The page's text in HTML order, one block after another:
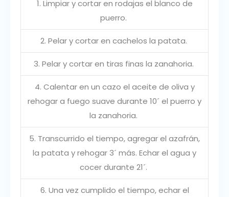
1. Limpiar y cortar en rodajas el blanco de
puerro.
2. Pelar y cortar en cachelos la patata.
3. Pelar y cortar en tiras finas la zanahoria.
4. Calentar en un cazo el aceite de oliva y
rehogar a fuego suave durante 10´ el puerro y
la zanahoria.
5. Transcurrido el tiempo, agregar el azafrán,
la patata y rehogar 3´ más. Echar el agua y
cocer durante 21´.
6. Una vez cumplido el tiempo, echar el